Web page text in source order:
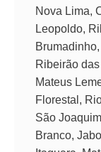
Nova Lima,
Leopoldo,
Ribeirão
Mateus
Florestal,
São
Branco,